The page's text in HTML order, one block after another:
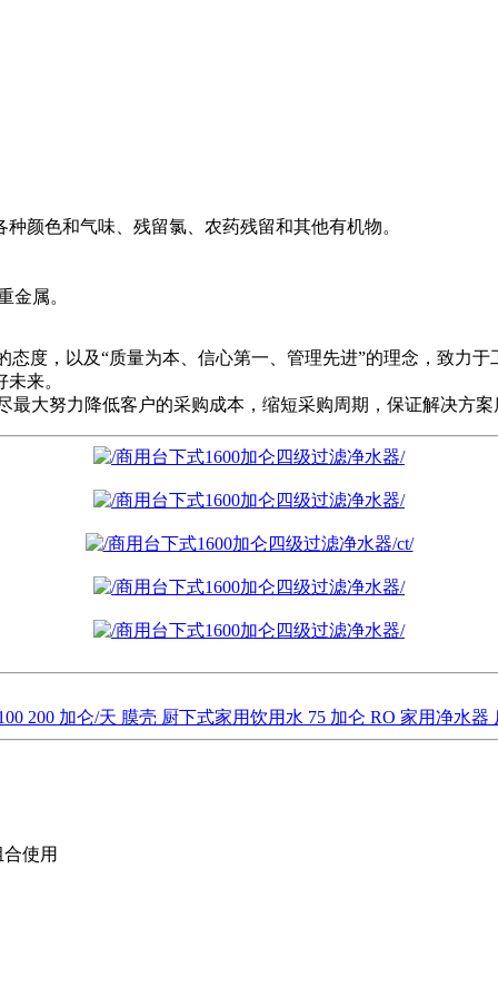
颜色和气味、残留氯、农药残留和其他有机物。
金属。
态度，以及“质量为本、信心第一、管理先进”的理念，致力
来。
最大努力降低客户的采购成本，缩短采购周期，保证解决方
200 加仑/天 膜壳 厨下式家用饮用水 75 加仑 RO 家用净水器